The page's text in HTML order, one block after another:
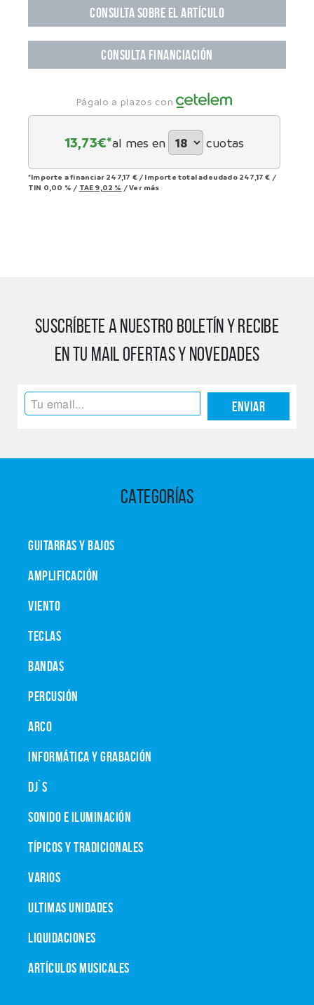
CONSULTA SOBRE EL ARTÍCULO
CONSULTA FINANCIACIÓN
Págalo a plazos con
13,73€*al mes en cuotas
*Importe a financiar 247,17 € / Importe total adeudado 247,17 € /
TIN 0,00 % / TAE 9,02 % /Ver más
SUSCRÍBETE A NUESTRO BOLETÍN Y RECIBE
EN TU MAIL OFERTAS Y NOVEDADES
Enviar
CATEGORÍAS
GUITARRAS Y BAJOS
AMPLIFICACIÓN
VIENTO
TECLAS
BANDAS
PERCUSIÓN
ARCO
INFORMÁTICA Y GRABACIÓN
DJ´S
SONIDO E ILUMINACIÓN
TÍPICOS Y TRADICIONALES
VARIOS
ULTIMAS UNIDADES
LIQUIDACIONES
ARTÍCULOS MUSICALES